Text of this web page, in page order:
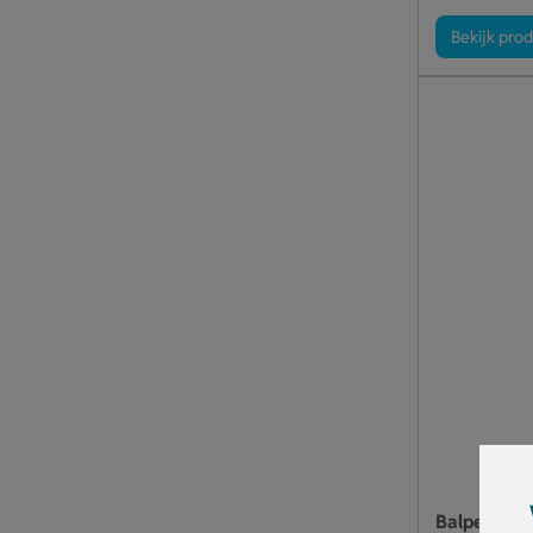
Bekijk
Balpen